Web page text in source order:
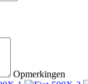
Opmerkingen